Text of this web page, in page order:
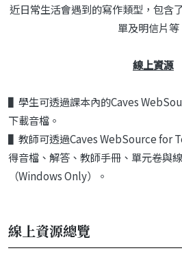
近日常生活會遇到的寫作類型，包含
單及明信片等
線上資源
▌學生可透過課本內的Caves
下載音檔。
▌教師可透過Caves WebSource for
得音檔、解答、教師手冊、單元卷與
（Windows Only）。
線上資源總覽